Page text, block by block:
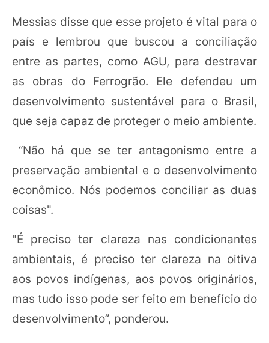
Messias disse que esse projeto é vital para o
país e lembrou que buscou a conciliação
entre as partes, como AGU, para destravar
as obras do Ferrogrão. Ele defendeu um
desenvolvimento sustentável para o Brasil,
que seja capaz de proteger o meio ambiente.
“Não há que se ter antagonismo entre a
preservação ambiental e o desenvolvimento
econômico. Nós podemos conciliar as duas
coisas".
"É preciso ter clareza nas condicionantes
ambientais, é preciso ter clareza na oitiva
aos povos indígenas, aos povos originários,
mas tudo isso pode ser feito em benefício do
desenvolvimento”, ponderou.